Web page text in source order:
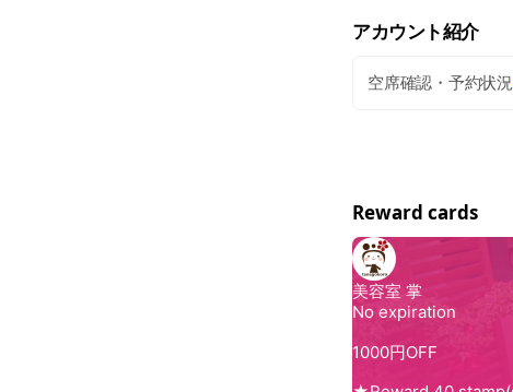
アカウント紹介
空席確認・予約状況
Reward cards